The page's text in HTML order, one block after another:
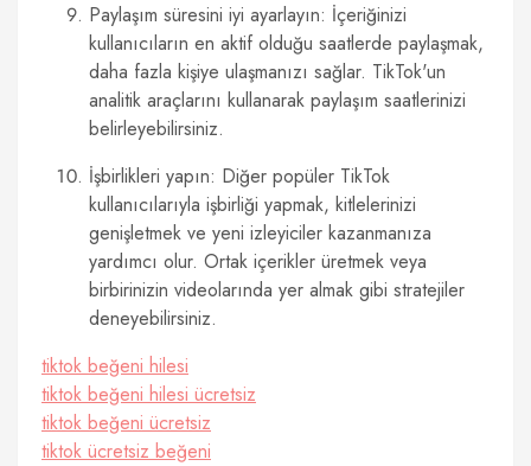
Paylaşım süresini iyi ayarlayın: İçeriğinizi
kullanıcıların en aktif olduğu saatlerde paylaşmak,
daha fazla kişiye ulaşmanızı sağlar. TikTok'un
analitik araçlarını kullanarak paylaşım saatlerinizi
belirleyebilirsiniz.
İşbirlikleri yapın: Diğer popüler TikTok
kullanıcılarıyla işbirliği yapmak, kitlelerinizi
genişletmek ve yeni izleyiciler kazanmanıza
yardımcı olur. Ortak içerikler üretmek veya
birbirinizin videolarında yer almak gibi stratejiler
deneyebilirsiniz.
tiktok beğeni hilesi
tiktok beğeni hilesi ücretsiz
tiktok beğeni ücretsiz
tiktok ücretsiz beğeni